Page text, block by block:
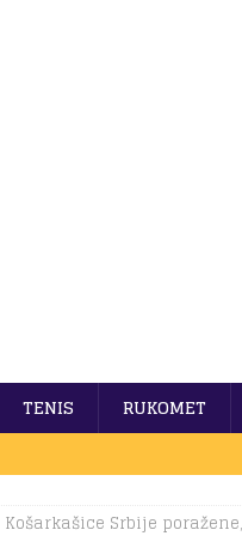
TENIS RUKOMET
Košarkašice Srbije